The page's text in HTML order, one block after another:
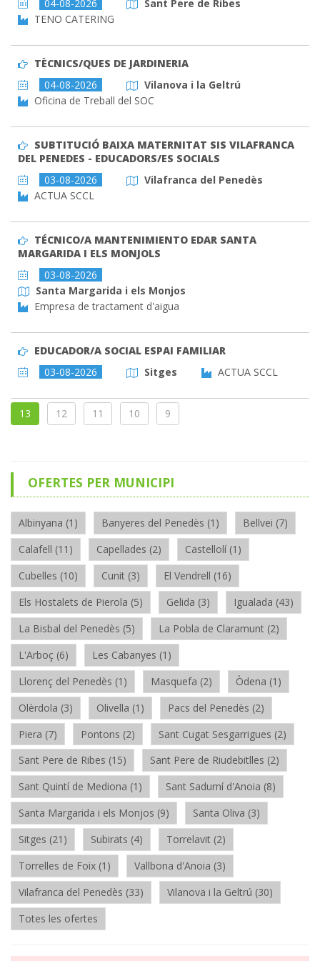
04-08-2026
Sant Pere de Ribes
TENO CATERING
TÈCNICS/QUES DE JARDINERIA
04-08-2026
Vilanova i la Geltrú
Oficina de Treball del SOC
SUBTITUCIÓ BAIXA MATERNITAT SIS VILAFRANCA
DEL PENEDES - EDUCADORS/ES SOCIALS
03-08-2026
Vilafranca del Penedès
ACTUA SCCL
TÉCNICO/A MANTENIMIENTO EDAR SANTA
MARGARIDA I ELS MONJOLS
03-08-2026
Santa Margarida i els Monjos
Empresa de tractament d'aigua
EDUCADOR/A SOCIAL ESPAI FAMILIAR
03-08-2026
Sitges ACTUA SCCL
13 12 11 10 9
OFERTES PER MUNICIPI
Albinyana (1) Banyeres del Penedès (1)
Bellvei (7)
Calafell (11)
Capellades (2)
Castellolí (1)
Cubelles (10)
Cunit (3)
El Vendrell (16)
Els Hostalets de Pierola (5)
Gelida (3)
Igualada (43)
La Bisbal del Penedès (5)
La Pobla de Claramunt (2)
L'Arboç (6)
Les Cabanyes (1)
Llorenç del Penedès (1)
Masquefa (2)
Òdena (1)
Olèrdola (3)
Olivella (1)
Pacs del Penedès (2)
Piera (7)
Pontons (2)
Sant Cugat Sesgarrigues (2)
Sant Pere de Ribes (15)
Sant Pere de Riudebitlles (2)
Sant Quintí de Mediona (1)
Sant Sadurní d'Anoia (8)
Santa Margarida i els Monjos (9)
Santa Oliva (3)
Sitges (21)
Subirats (4)
Torrelavit (2)
Torrelles de Foix (1)
Vallbona d'Anoia (3)
Vilafranca del Penedès (33)
Vilanova i la Geltrú (30)
Totes les ofertes